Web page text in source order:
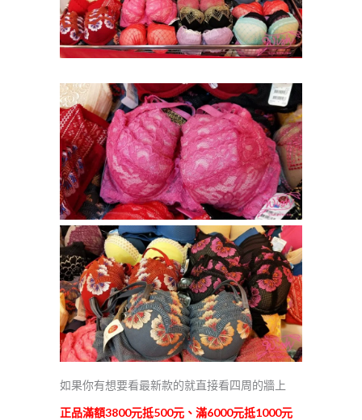
如果你有想要看最新款的就直接看四周的牆上
正品滿額3800元抵500元、滿6000元抵1000元